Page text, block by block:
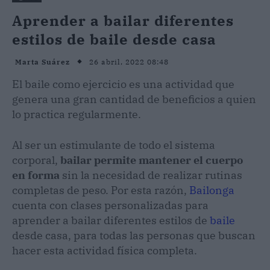
Aprender a bailar diferentes
estilos de baile desde casa
Marta Suárez 26 abril, 2022 08:48
El baile como ejercicio es una actividad que
genera una gran cantidad de beneficios a quien
lo practica regularmente.
Al ser un estimulante de todo el sistema
corporal, bailar permite mantener el cuerpo
en forma sin la necesidad de realizar rutinas
completas de peso. Por esta razón, Bailonga
cuenta con clases personalizadas para
aprender a bailar diferentes estilos de baile
desde casa, para todas las personas que buscan
hacer esta actividad física completa.